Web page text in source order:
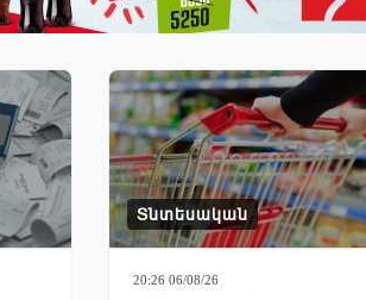
Տնտեսական
20:26 06/08/26